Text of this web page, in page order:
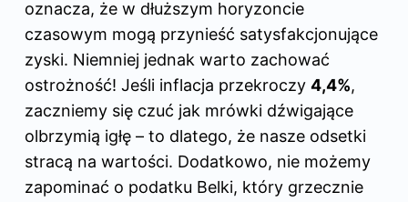
oznacza, że w dłuższym horyzoncie
czasowym mogą przynieść satysfakcjonujące
zyski. Niemniej jednak warto zachować
ostrożność! Jeśli inflacja przekroczy 4,4%,
zaczniemy się czuć jak mrówki dźwigające
olbrzymią igłę – to dlatego, że nasze odsetki
stracą na wartości. Dodatkowo, nie możemy
zapominać o podatku Belki, który grzecznie